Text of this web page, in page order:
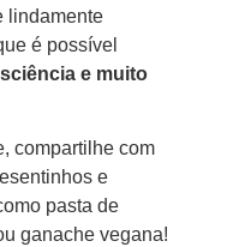
lindamente
é possível
e muito
compartilhe com
e
pasta de
ganache vegana!